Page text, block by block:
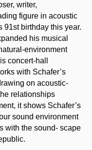
writer,
figure in acoustic
91st birthday this year.
his musical
environment
concert-hall
with Schafer’s
on acoustic-
relationships
it shows Schafer’s
sound environment
with the sound- scape